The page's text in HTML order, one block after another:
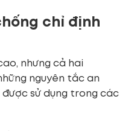
chỉ định
nhưng cả hai
nguyên tắc an
được sử dụng trong các